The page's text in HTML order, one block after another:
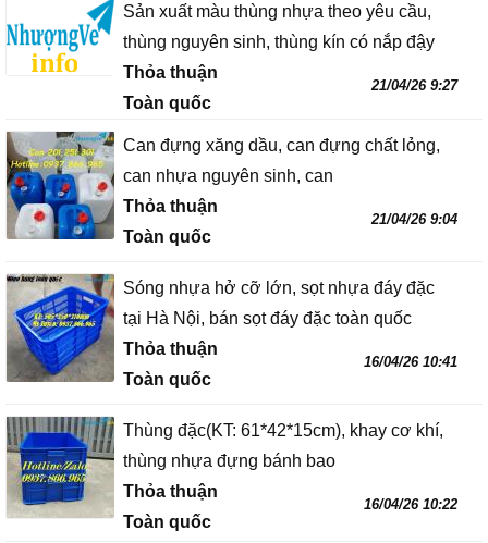
Sản xuất màu thùng nhựa theo yêu cầu,
thùng nguyên sinh, thùng kín có nắp đậy
Thỏa thuận
Toàn quốc
21/04/26 9:27
Can đựng xăng dầu, can đựng chất lỏng,
can nhựa nguyên sinh, can
Thỏa thuận
Toàn quốc
21/04/26 9:04
Sóng nhựa hở cỡ lớn, sọt nhựa đáy đặc
tại Hà Nội, bán sọt đáy đặc toàn quốc
Thỏa thuận
Toàn quốc
16/04/26 10:41
Thùng đặc(KT: 61*42*15cm), khay cơ khí,
thùng nhựa đựng bánh bao
Thỏa thuận
Toàn quốc
16/04/26 10:22